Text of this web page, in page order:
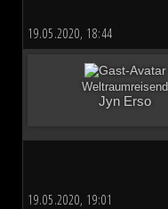
19.05.2020, 18:44
Weltraumreisend
Jyn Erso
19.05.2020, 19:01